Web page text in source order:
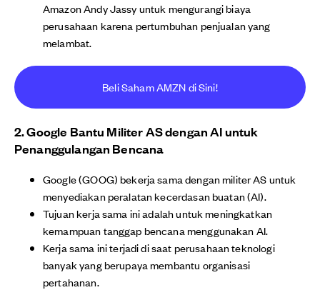
Amazon Andy Jassy untuk mengurangi biaya
perusahaan karena pertumbuhan penjualan yang
melambat.
Beli Saham AMZN di Sini!
2. Google Bantu Militer AS dengan AI untuk
Penanggulangan Bencana
Google (GOOG) bekerja sama dengan militer AS untuk
menyediakan peralatan kecerdasan buatan (AI).
Tujuan kerja sama ini adalah untuk meningkatkan
kemampuan tanggap bencana menggunakan AI.
Kerja sama ini terjadi di saat perusahaan teknologi
banyak yang berupaya membantu organisasi
pertahanan.